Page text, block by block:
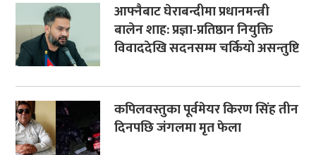
आफ्नैबाट घेराबन्दीमा प्रधानमन्त्री
बालेन शाह: प्रज्ञा-प्रतिष्ठान नियुक्ति
विवाददेखि सदनसम्म चर्कियो असन्तुष्टि
कपिलवस्तुका पूर्वमेयर किरण सिंह तीन
दिनपछि जंगलमा मृत फेला